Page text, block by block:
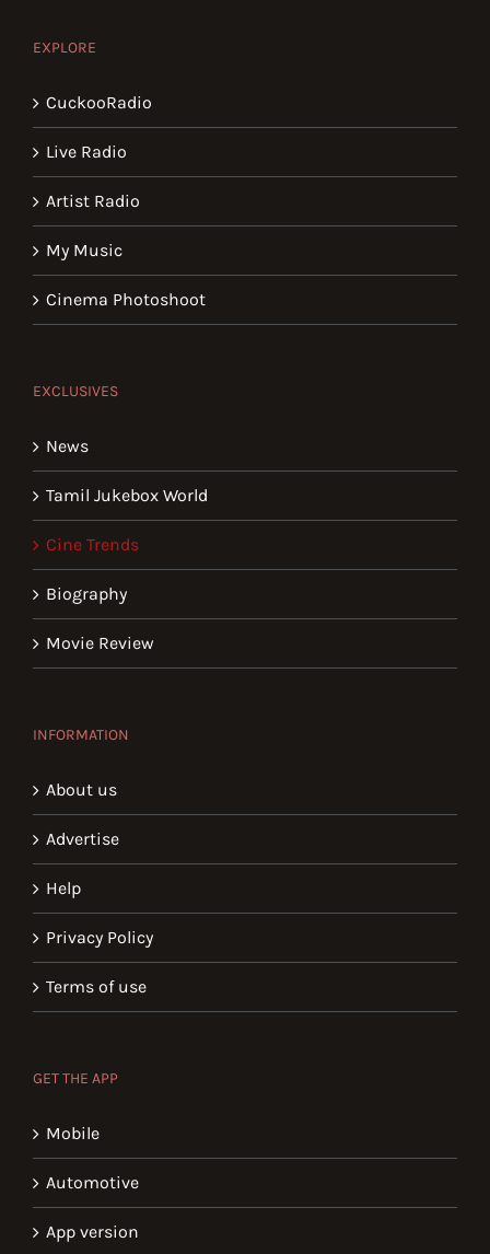
EXPLORE
CuckooRadio
Live Radio
Artist Radio
My Music
Cinema Photoshoot
EXCLUSIVES
News
Tamil Jukebox World
Cine Trends
Biography
Movie Review
INFORMATION
About us
Advertise
Help
Privacy Policy
Terms of use
GET THE APP
Mobile
Automotive
App version